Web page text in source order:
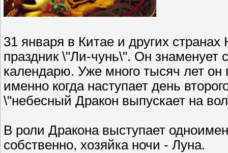
31 января в Китае и других
праздник \"Ли-чунь\". Он знаменует
календарю. Уже много тысяч лет он
именно когда наступает день
\"небесный Дракон выпускает на
В роли Дракона выступает
собственно, хозяйка ночи - Луна.